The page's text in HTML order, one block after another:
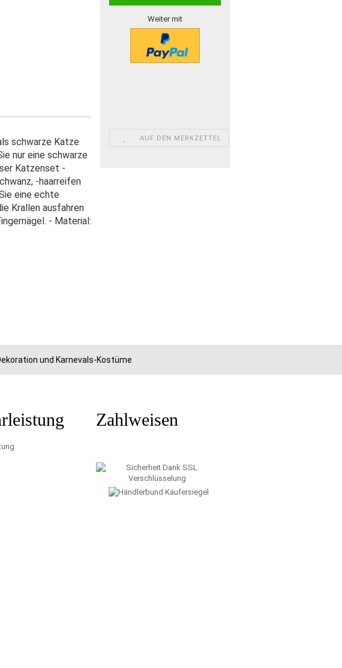
Weiter mit
AUF DEN MERKZETTEL
schwarze Katze
nur eine schwarze
Katzenset -
-haarreifen
eine echte
Krallen ausfahren
- Material:
und Karnevals-Kostüme
Zahlweisen